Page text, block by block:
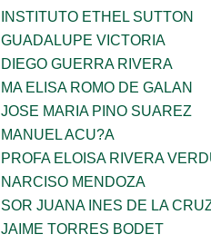
INSTITUTO ETHEL SUTTON
GUADALUPE VICTORIA
DIEGO GUERRA RIVERA
MA ELISA ROMO DE GALAN
JOSE MARIA PINO SUAREZ
MANUEL ACU?A
PROFA ELOISA RIVERA
NARCISO MENDOZA
SOR JUANA INES DE LA
JAIME TORRES BODET